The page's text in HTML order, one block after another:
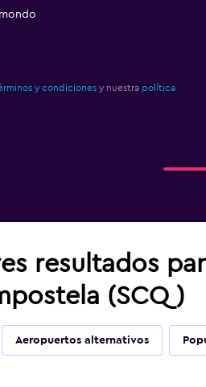
y condicionesy nuestra política
resultados
(SCQ)
Aeropuertos alternativos